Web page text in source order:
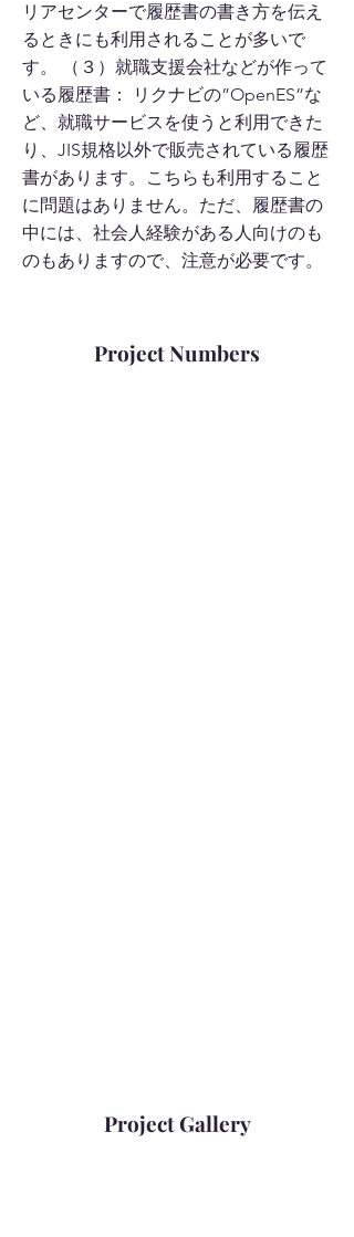
リアセンターで履歴書の書き方を伝え
るときにも利用されることが多いで
す。 （３）就職支援会社などが作って
いる履歴書： リクナビの”OpenES”な
ど、就職サービスを使うと利用できた
り、JIS規格以外で販売されている履歴
書があります。こちらも利用すること
に問題はありません。ただ、履歴書の
中には、社会人経験がある人向けのも
のもありますので、注意が必要です。
Project Numbers
Project Gallery